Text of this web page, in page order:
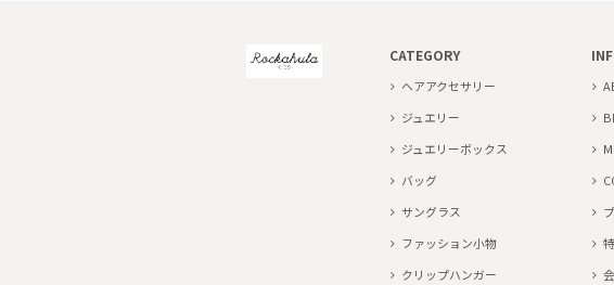
CATEGORY
ヘアアクセサリー
ジュエリー
ジュエリーボックス
バッグ
サングラス
ファッション小物
クリップハンガー